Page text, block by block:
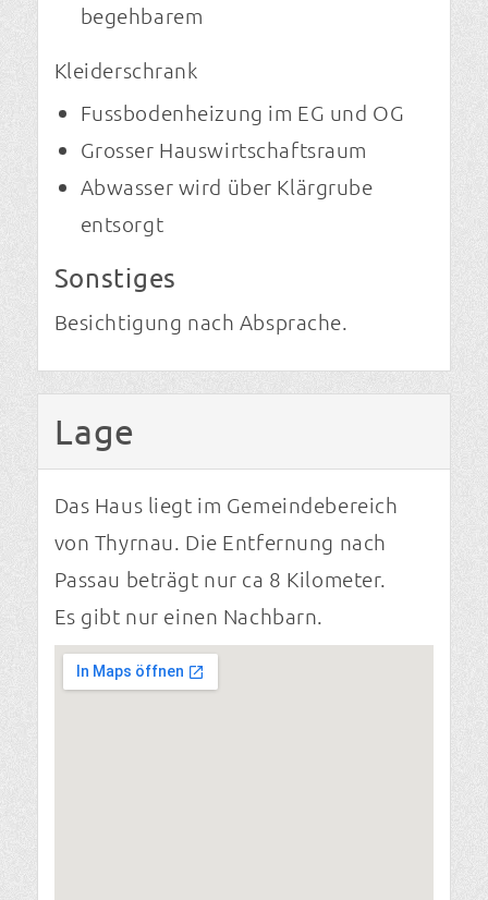
begehbarem
Kleiderschrank
Fussbodenheizung im EG und OG
Grosser Hauswirtschaftsraum
Abwasser wird über Klärgrube
entsorgt
Sonstiges
Besichtigung nach Absprache.
Lage
Das Haus liegt im Gemeindebereich
von Thyrnau. Die Entfernung nach
Passau beträgt nur ca 8 Kilometer.
Es gibt nur einen Nachbarn.